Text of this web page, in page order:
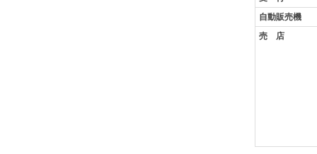
自動販売機
売 店